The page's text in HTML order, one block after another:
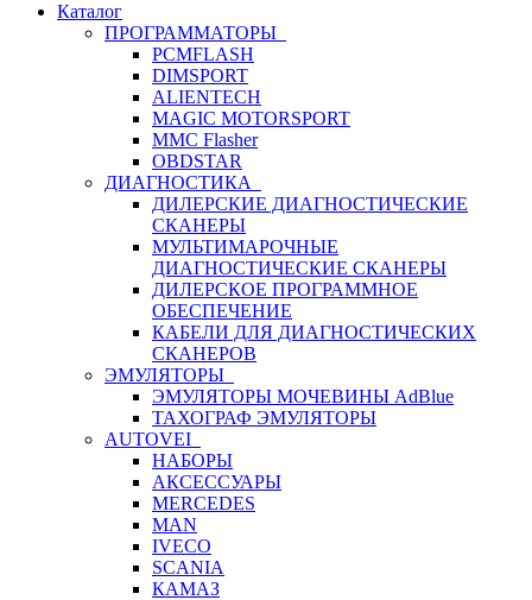
Каталог
ПРОГРАММАТОРЫ
PCMFLASH
DIMSPORT
ALIENTECH
MAGIC MOTORSPORT
MMC Flasher
OBDSTAR
ДИАГНОСТИКА
ДИЛЕРСКИЕ ДИАГНОСТИЧЕСКИЕ
СКАНЕРЫ
МУЛЬТИМАРОЧНЫЕ
ДИАГНОСТИЧЕСКИЕ СКАНЕРЫ
ДИЛЕРСКОЕ ПРОГРАММНОЕ
ОБЕСПЕЧЕНИЕ
КАБЕЛИ ДЛЯ ДИАГНОСТИЧЕСКИХ
СКАНЕРОВ
ЭМУЛЯТОРЫ
ЭМУЛЯТОРЫ МОЧЕВИНЫ АdBlue
ТАХОГРАФ ЭМУЛЯТОРЫ
AUTOVEI
НАБОРЫ
АКСЕССУАРЫ
MERCEDES
MAN
IVECO
SCANIA
КАМАЗ